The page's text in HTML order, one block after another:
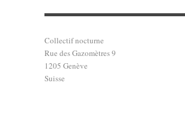
Collectif nocturne
Rue des Gazomètres 9
1205 Genève
Suisse